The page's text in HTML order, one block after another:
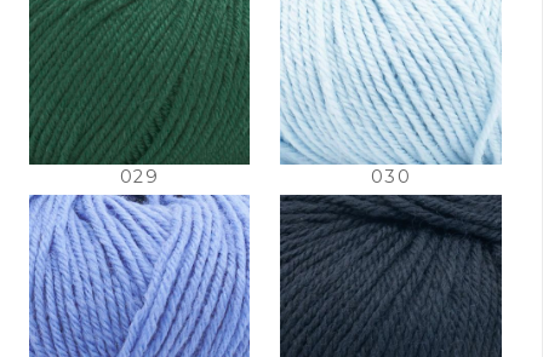
029 030